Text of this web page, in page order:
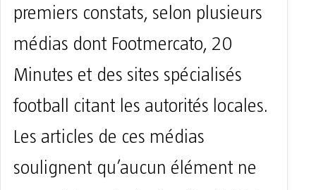
premiers constats, selon plusieurs
médias dont Footmercato, 20
Minutes et des sites spécialisés
football citant les autorités locales.
Les articles de ces médias
soulignent qu’aucun élément ne